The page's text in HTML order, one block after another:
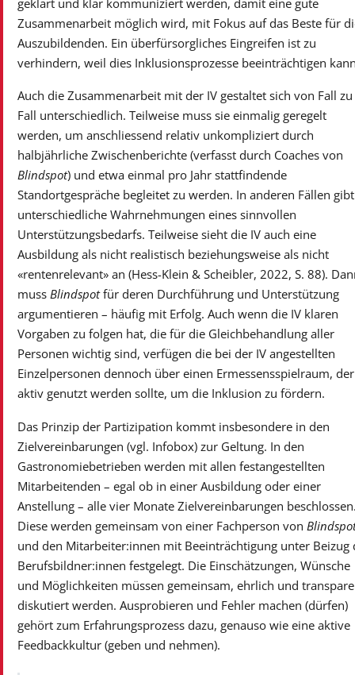
Zusammenarbeit möglich wird, mit Fokus auf das Beste für
Auszubildenden. Ein überfürsorgliches Eingreifen ist zu
verhindern, weil dies Inklusionsprozesse beeinträchtigen
Auch die Zusammenarbeit mit der IV gestaltet sich von Fall zu
Fall unterschiedlich. Teilweise muss sie einmalig geregelt
werden, um anschliessend relativ unkompliziert durch
halbjährliche Zwischenberichte (verfasst durch Coaches von
Blindspot) und etwa einmal pro Jahr stattfindende
Standortgespräche begleitet zu werden. In anderen Fällen
unterschiedliche Wahrnehmungen eines sinnvollen
Unterstützungsbedarfs. Teilweise sieht die IV auch eine
Ausbildung als nicht realistisch beziehungsweise als nicht
«rentenrelevant» an (Hess-Klein & Scheibler, 2022, S. 88).
muss Blindspotfür deren Durchführung und Unterstützung
argumentieren – häufig mit Erfolg. Auch wenn die IV klaren
Vorgaben zu folgen hat, die für die Gleichbehandlung aller
Personen wichtig sind, verfügen die bei der IV angestellten
Einzelpersonen dennoch über einen Ermessensspielraum, der
aktiv genutzt werden sollte, um die Inklusion zu fördern.
Das Prinzip der Partizipation kommt insbesondere in den
Zielvereinbarungen (vgl. Infobox) zur Geltung. In den
Gastronomiebetrieben werden mit allen festangestellten
Mitarbeitenden – egal ob in einer Ausbildung oder einer
Anstellung – alle vier Monate Zielvereinbarungen
Diese werden gemeinsam von einer Fachperson von
und den Mitarbeiter:innen mit Beeinträchtigung unter Beizug
Berufsbildner:innen festgelegt. Die Einschätzungen, Wünsche
und Möglichkeiten müssen gemeinsam, ehrlich und
diskutiert werden. Ausprobieren und Fehler machen (dürfen)
gehört zum Erfahrungsprozess dazu, genauso wie eine aktive
Feedbackkultur (geben und nehmen).